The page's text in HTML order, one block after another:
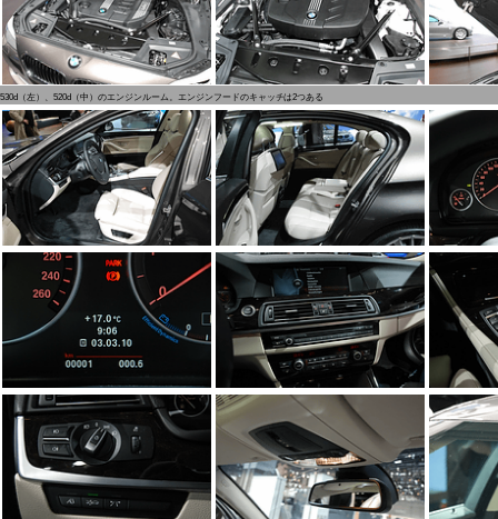
530d（左）、520d（中）のエンジンルーム。エンジンフードのキャッチは2つある